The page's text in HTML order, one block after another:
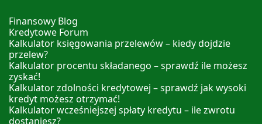
Finansowy Blog
Kredytowe Forum
Kalkulator księgowania przelewów – kiedy dojdzie
przelew?
Kalkulator procentu składanego – sprawdź ile możesz
zyskać!
Kalkulator zdolności kredytowej – sprawdź jak wysoki
kredyt możesz otrzymać!
Kalkulator wcześniejszej spłaty kredytu – ile zwrotu
dostaniesz?